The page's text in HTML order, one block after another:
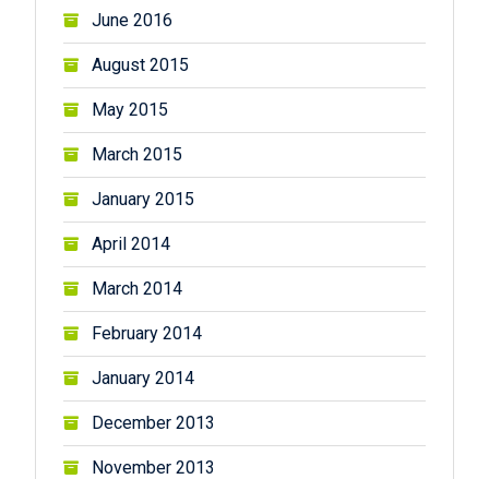
June 2016
August 2015
May 2015
March 2015
January 2015
April 2014
March 2014
February 2014
January 2014
December 2013
November 2013